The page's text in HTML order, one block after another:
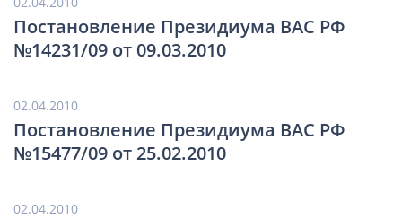
Постановление Президиума ВАС РФ
№14231/09 от 09.03.2010
02.04.2010
Постановление Президиума ВАС РФ
№15477/09 от 25.02.2010
02.04.2010